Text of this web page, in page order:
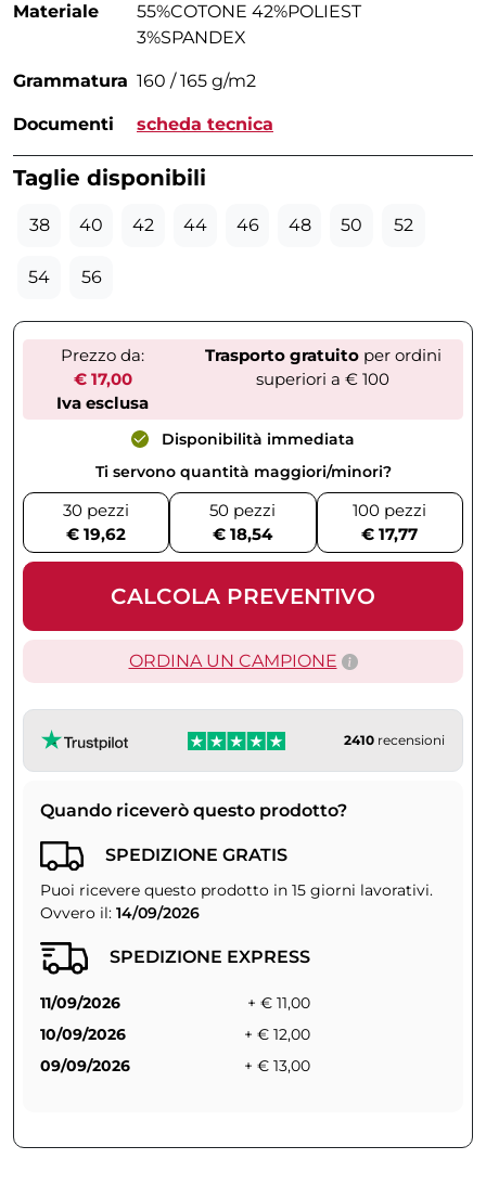
Materiale
55%COTONE 42%POLIEST
3%SPANDEX
Grammatura 160 / 165 g/m2
Documenti scheda tecnica
Taglie disponibili
38 40 42 44 46 48 50 52
54 56
Prezzo da:
€ 17,00
Iva esclusa
Trasporto gratuitoper ordini
superiori a € 100
Disponibilità immediata
Ti servono quantità maggiori/minori?
30 pezzi
€ 19,62
50 pezzi
€ 18,54
100 pezzi
€ 17,77
CALCOLA PREVENTIVO
ORDINA UN CAMPIONE
2410 recensioni
Quando riceverò questo prodotto?
SPEDIZIONE GRATIS
Puoi ricevere questo prodotto in 15 giorni lavorativi.
Ovvero il: 14/09/2026
SPEDIZIONE EXPRESS
11/09/2026
+ € 11,00
10/09/2026
+ € 12,00
09/09/2026
+ € 13,00